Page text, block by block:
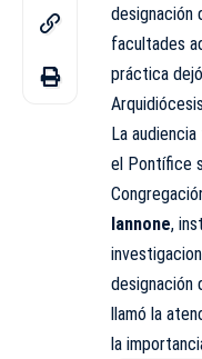
designación
facultades
práctica
La
el Pontífice
Iannone,
designación
llamó la
la